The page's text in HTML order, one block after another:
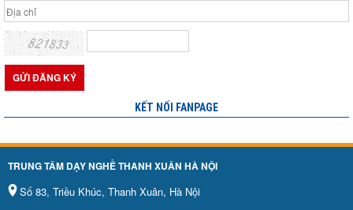
KẾT NỐI FANPAGE
TRUNG TÂM DẠY NGHỀ THANH XUÂN HÀ NỘI
Số 83, Triều Khúc, Thanh Xuân, Hà Nội